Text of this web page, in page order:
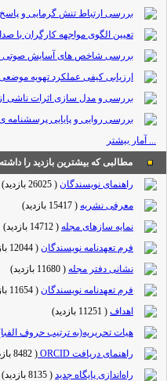
بررسی ارتباط تنش گرمایی و
تعیین الگوی مواجهه کارگران با
بررسی شاخص های آسایش صوتی
ارزیابی کیفی عملکرد تهویه
بررسی و مدل سازی اثرات ناشی
بررسی روایی و پایایی
... آمار بیشتر
مطالبی که بیشترین بازدید را
راهنمای نویسندگان (
)
معرفی نشریه (
)
نمایه سازهای مجله (
)
فرم تعهدنامه نویسندگان (
نشانی دفتر مجله (
)
فرم تعهدنامه نویسندگان (
اهداف (
)
هیات تحریریه(به ترتیب حروف
راهنمای دریافت ORCID
(
راه‌اندازی پایگاه جدید (
)